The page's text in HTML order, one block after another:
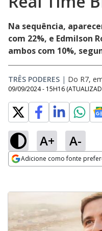
Na sequência,
com 22%, e Edmilson
ambos com 10%,
TRÊS PODERES | Do R7,
09/09/2024 - 15H16
A+ A-
Adicione como fonte